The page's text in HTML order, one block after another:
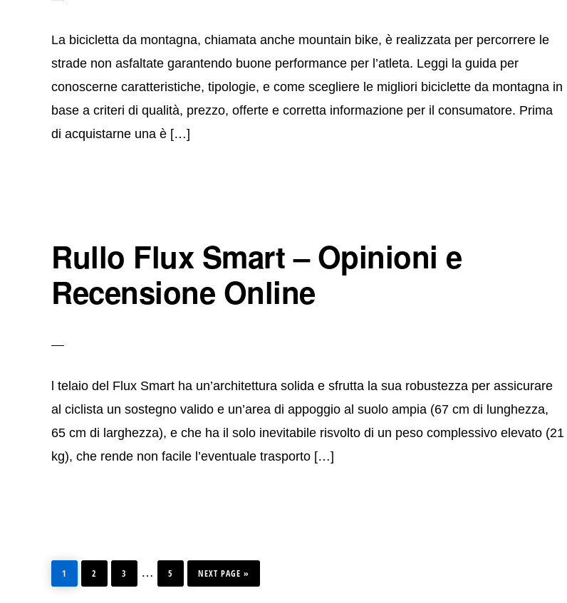
La bicicletta da montagna, chiamata anche mountain bike, è realizzata per percorrere le
strade non asfaltate garantendo buone performance per l’atleta. Leggi la guida per
conoscerne caratteristiche, tipologie, e come scegliere le migliori biciclette da montagna in
base a criteri di qualità, prezzo, offerte e corretta informazione per il consumatore. Prima
di acquistarne una è […]
Rullo Flux Smart – Opinioni e
Recensione Online
l telaio del Flux Smart ha un’architettura solida e sfrutta la sua robustezza per assicurare
al ciclista un sostegno valido e un’area di appoggio al suolo ampia (67 cm di lunghezza,
65 cm di larghezza), e che ha il solo inevitabile risvolto di un peso complessivo elevato (21
kg), che rende non facile l’eventuale trasporto […]
PAGE
1
PAGE
2
PAGE
3
Interim
…
PAGE
5
GO
TO
NEXT PAGE »